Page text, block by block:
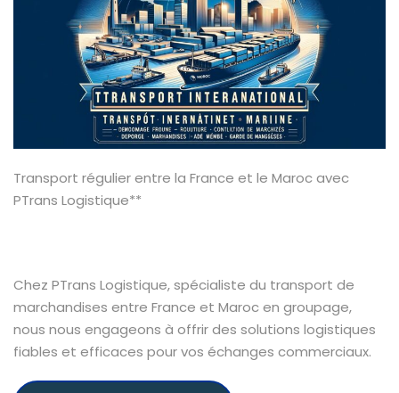
Transport régulier entre la France et le Maroc avec
PTrans Logistique**
Chez PTrans Logistique, spécialiste du transport de
marchandises entre France et Maroc en groupage,
nous nous engageons à offrir des solutions logistiques
fiables et efficaces pour vos échanges commerciaux.